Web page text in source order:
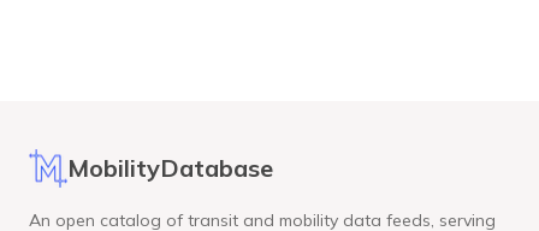
MobilityDatabase
An open catalog of transit and mobility data feeds, serving